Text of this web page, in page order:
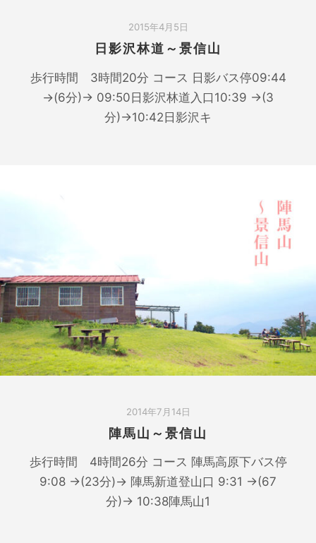
2015年4月5日
日影沢林道～景信山
歩行時間 3時間20分 コース 日影バス停09:44
→(6分)→ 09:50日影沢林道入口10:39 →(3
分)→10:42日影沢キ
2014年7月14日
陣馬山～景信山
歩行時間 4時間26分 コース 陣馬高原下バス停
9:08 →(23分)→ 陣馬新道登山口 9:31 →(67
分)→ 10:38陣馬山1